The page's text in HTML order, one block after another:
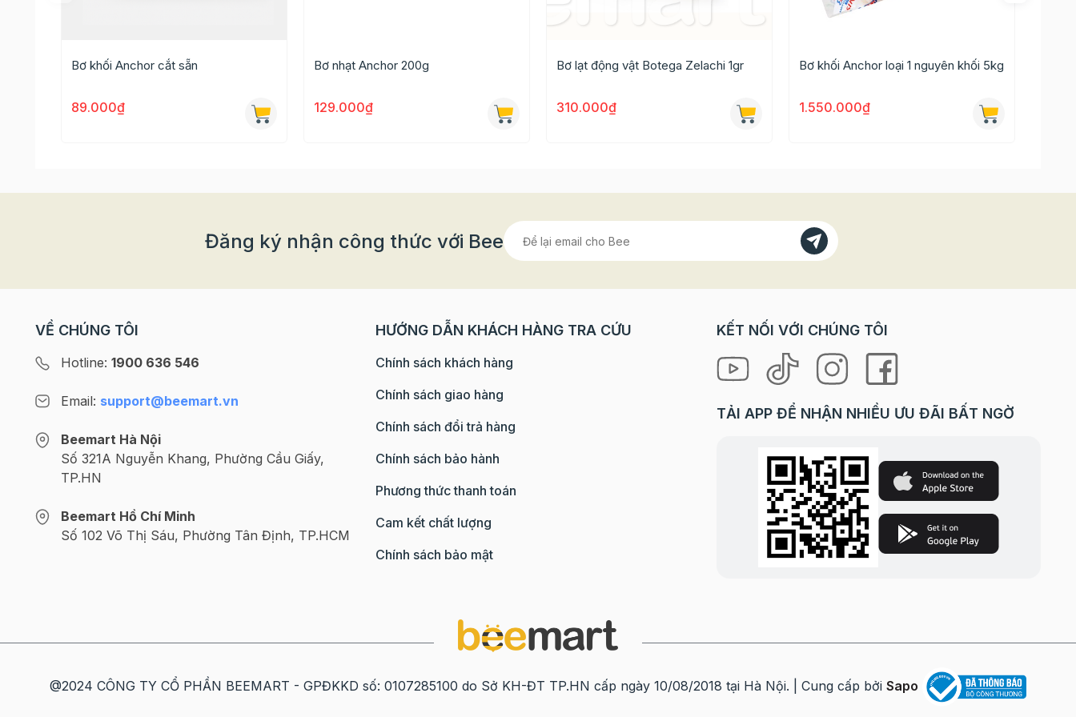
Nguyên liệu cần chuẩn bị:
- 500gbột mì
- 1 muỗng cà phêvani
Hướng dẫn cách làm:
Trộn bơ với đường cát cho đến khi bơ và đường hòa quyện vào nhau.
vào một lúc vì như vậy bột sẽ bị vón cục. Sau đó các bạn nhào nặn đến khi bột mịn, dẻo và bột không bị dính
Bước 4:Bột đã nhào xong đem để ra mặt phẳng sạch và cán bột thành mảng bột mỏng từ khoảng 3-5mm. Dùng
Bơ khối Anchor cắt sẵn
89.000₫
Bơ nhạt Anchor 200g
129.000₫
Bơ lạt động vật Botega Zelachi 1gr
310.000₫
Bơ khối Anchor loại 1 nguyên khối 5kg
1.550.000₫
Đăng ký nhận công thức với Bee
VỀ CHÚNG TÔI
Hotline: 1900 636 546
Email: support@beemart.vn
Beemart Hà Nội
Số 321A Nguyễn Khang, Phường Cầu Giấy,
TP.HN
Beemart Hồ Chí Minh
Số 102 Võ Thị Sáu, Phường Tân Định, TP.HCM
HƯỚNG DẪN KHÁCH HÀNG TRA CỨU
Chính sách khách hàng
Chính sách giao hàng
Chính sách đổi trả hàng
Chính sách bảo hành
Phương thức thanh toán
Cam kết chất lượng
Chính sách bảo mật
KẾT NỐI VỚI CHÚNG TÔI
TẢI APP ĐỂ NHẬN NHIỀU ƯU ĐÃI BẤT NGỜ
@2024 CÔNG TY CỔ PHẦN BEEMART - GPĐKKD số: 0107285100 do Sở KH-ĐT TP.HN cấp ngày 10/08/2018 tại Hà Nội. | Cung cấp bởi Sapo